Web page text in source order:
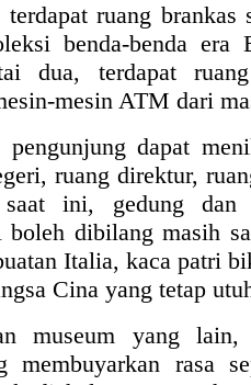
ruang brankas
benda-benda era
dua, terdapat
mesin ATM dari
dapat
ruang direktur,
saat ini, gedung dan
dibilang masih
Italia, kaca patri
Cina yang tetap
museum yang
membuyarkan rasa